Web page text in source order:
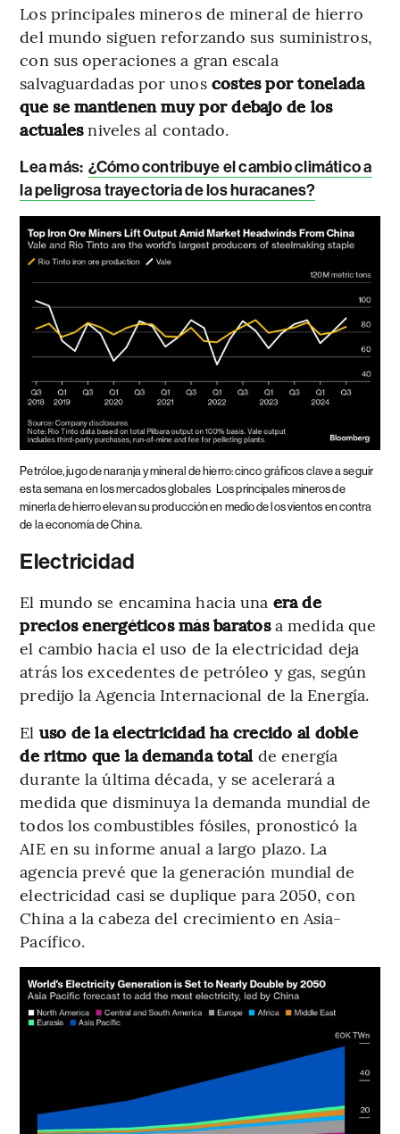
Los principales mineros de mineral de hierro
del mundo siguen reforzando sus suministros,
con sus operaciones a gran escala
salvaguardadas por unos costes por tonelada
que se mantienen muy por debajo de los
actualesniveles al contado.
Lea más: ¿Cómo contribuye el cambio climático a
la peligrosa trayectoria de los huracanes?
Petróloe, jugo de naranja y mineral de hierro: cinco gráficos clave a seguir
esta semana en los mercados globales Los principales mineros de
minerla de hierro elevan su producción en medio de los vientos en contra
de la economía de China.
Electricidad
El mundo se encamina hacia una era de
precios energéticos más baratosa medida que
el cambio hacia el uso de la electricidad deja
atrás los excedentes de petróleo y gas, según
predijo la Agencia Internacional de la Energía.
El uso de la electricidad ha crecido al doble
de ritmo que la demanda total de energía
durante la última década, y se acelerará a
medida que disminuya la demanda mundial de
todos los combustibles fósiles, pronosticó la
AIE en su informe anual a largo plazo. La
agencia prevé que la generación mundial de
electricidad casi se duplique para 2050, con
China a la cabeza del crecimiento en Asia-
Pacífico.